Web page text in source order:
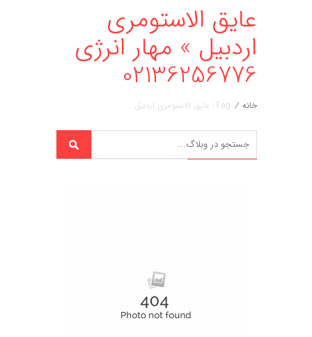
عایق الاستومری
اردبیل » مهار انرژی
02136256776
خانه / Tag: عایق الاستومری اردبیل